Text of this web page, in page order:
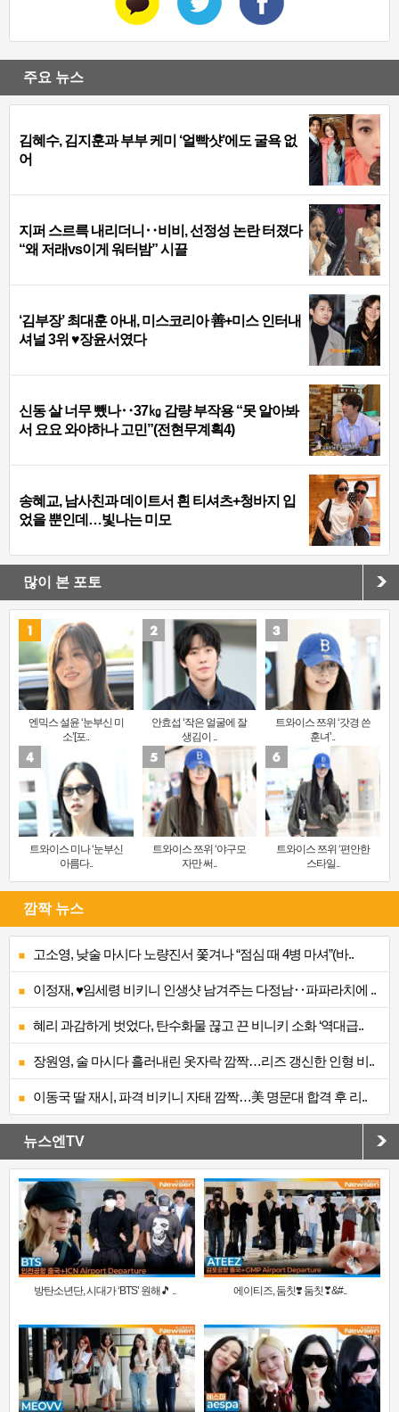
주요 뉴스
김혜수, 김지훈과 부부 케미 ‘얼빡샷’에도 굴욕 없
어
지퍼 스르륵 내리더니‥비비, 선정성 논란 터졌다
“왜 저래vs이게 워터밤” 시끌
‘김부장’ 최대훈 아내, 미스코리아 善+미스 인터내
셔널 3위 ♥장윤서였다
신동 살 너무 뺐나‥37㎏ 감량 부작용 “못 알아봐
서 요요 와야하나 고민”(전현무계획4)
송혜교, 남사친과 데이트서 흰 티셔츠+청바지 입
었을 뿐인데…빛나는 미모
많이 본 포토
엔믹스 설윤 ‘눈부신 미
소’[포..
안효섭 ‘작은 얼굴에 잘
생김이 ..
트와이스 쯔위 ‘갓경 쓴
훈녀’..
트와이스 미나 ‘눈부신
아름다..
트와이스 쯔위 ‘야구모
자만 써..
트와이스 쯔위 ‘편안한
스타일..
깜짝 뉴스
고소영, 낮술 마시다 노량진서 쫓겨나 “점심 때 4병 마셔”(바..
이정재, ♥임세령 비키니 인생샷 남겨주는 다정남‥파파라치에 ..
혜리 과감하게 벗었다, 탄수화물 끊고 끈 비니키 소화 ‘역대급..
장원영, 술 마시다 흘러내린 옷자락 깜짝…리즈 갱신한 인형 비..
이동국 딸 재시, 파격 비키니 자태 깜짝…美 명문대 합격 후 리..
뉴스엔TV
방탄소년단, 시대가 ‘BTS’ 원해🎵 .. 에이티즈, 둠칫❣️ 둠칫❣&#..